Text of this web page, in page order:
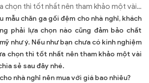
chọn thì tốt nhất nên tham khảo một vài
sẻ sau đây nhé.
mẫu chăn ga gối đệm cho nhà nghỉ, khách
phải lựa chọn nào cũng đảm bảo chất
như ý. Nếu như bạn chưa có kinh nghiệm
chọn thì tốt nhất nên tham khảo một vài
sẻ sau đây nhé.
nhà nghỉ nên mua với giá bao nhiêu?